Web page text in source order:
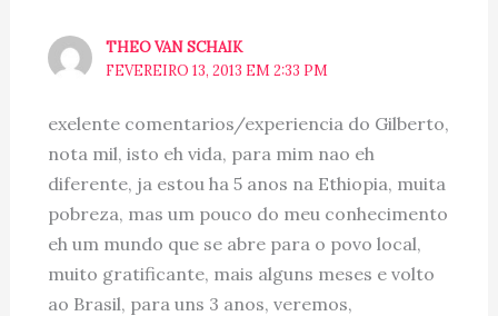
THEO VAN SCHAIK
FEVEREIRO 13, 2013 EM 2:33 PM
exelente comentarios/experiencia do Gilberto,
nota mil, isto eh vida, para mim nao eh
diferente, ja estou ha 5 anos na Ethiopia, muita
pobreza, mas um pouco do meu conhecimento
eh um mundo que se abre para o povo local,
muito gratificante, mais alguns meses e volto
ao Brasil, para uns 3 anos, veremos,